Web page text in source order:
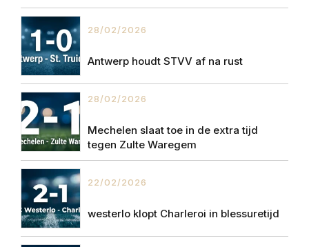
28/02/2026
Antwerp houdt STVV af na rust
28/02/2026
Mechelen slaat toe in de extra tijd
tegen Zulte Waregem
22/02/2026
westerlo klopt Charleroi in blessuretijd